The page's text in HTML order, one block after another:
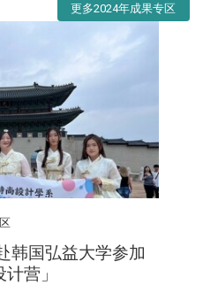
更多2024年成果专区
韩国弘益大学参加
营」